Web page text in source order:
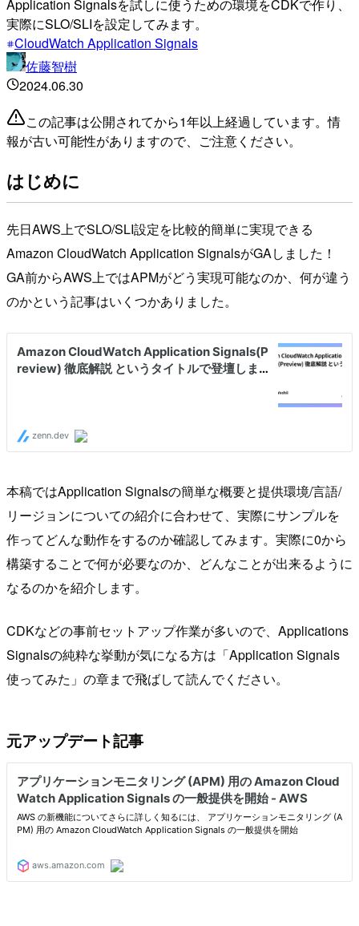
Application Signalsを試しに使うための環境をCDKで作り、
実際にSLO/SLIを設定してみます。
CloudWatch Application Signals
佐藤智樹
2024.06.30
この記事は公開されてから1年以上経過しています。情
報が古い可能性がありますので、ご注意ください。
はじめに
先日AWS上でSLO/SLI設定を比較的簡単に実現できる
Amazon CloudWatch Application SignalsがGAしました！
GA前からAWS上ではAPMがどう実現可能なのか、何が違う
のかという記事はいくつかありました。
本稿ではApplication Signalsの簡単な概要と提供環境/言語/
リージョンについての紹介に合わせて、実際にサンプルを
作ってどんな動作をするのか確認してみます。実際に0から
構築することで何が必要なのか、どんなことが出来るように
なるのかを紹介します。
CDKなどの事前セットアップ作業が多いので、Applications
Signalsの純粋な挙動が気になる方は「Application Signals
使ってみた」の章まで飛ばして読んでください。
元アップデート記事